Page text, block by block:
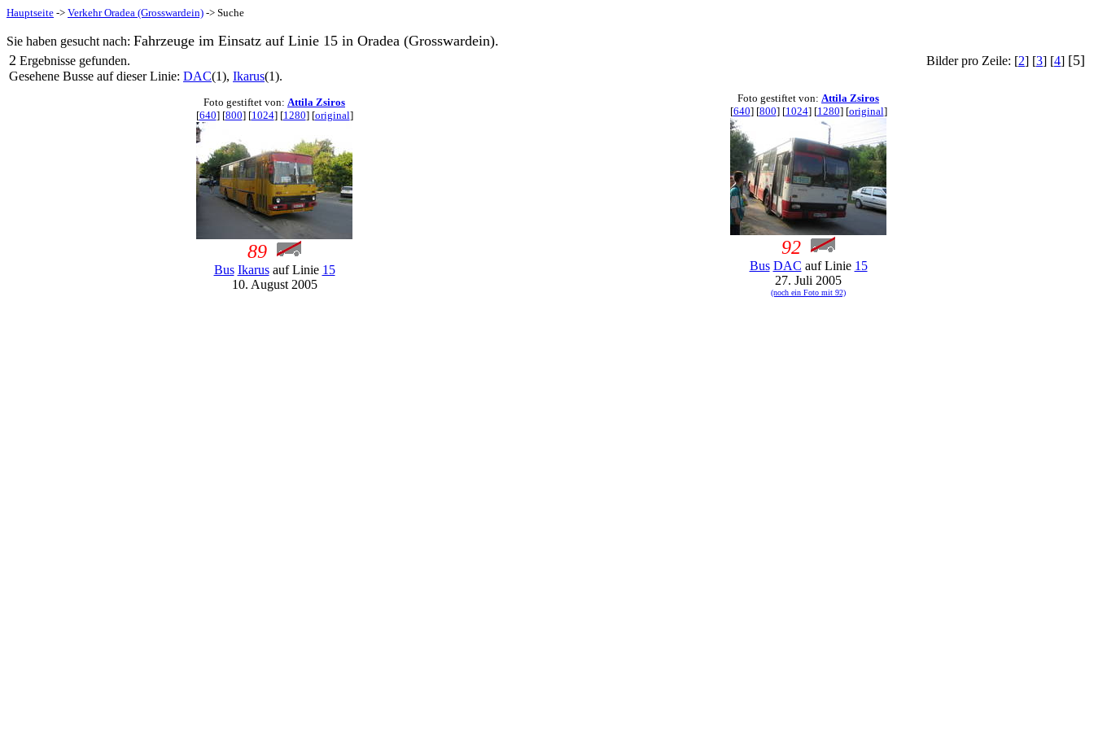
Hauptseite -> Verkehr Oradea (Grosswardein) -> Suche
Sie haben gesucht nach: Fahrzeuge im Einsatz auf Linie 15 in Oradea (Grosswardein).
2 Ergebnisse gefunden.
Gesehene Busse auf dieser Linie: DAC(1), Ikarus(1).
Bilder pro Zeile: [2] [3] [4] [5]
Foto gestiftet von: Attila Zsiros
[640] [800] [1024] [1280] [original]
89
Bus Ikarusauf Linie 15
10. August 2005
Foto gestiftet von: Attila Zsiros
[640] [800] [1024] [1280] [original]
92
Bus DAC auf Linie 15
27. Juli 2005
(noch ein Foto mit 92)